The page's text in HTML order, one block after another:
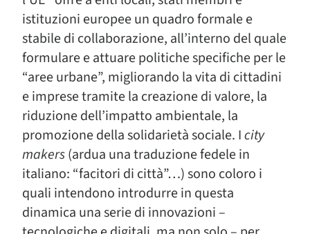
istituzioni europee un quadro formale e
stabile di collaborazione, all’interno del quale
formulare e attuare politiche specifiche per le
“aree urbane”, migliorando la vita di cittadini
e imprese tramite la creazione di valore, la
riduzione dell’impatto ambientale, la
promozione della solidarietà sociale. Icity
makers(ardua una traduzione fedele in
italiano: “facitori di città”…) sono coloro i
quali intendono introdurre in questa
dinamica una serie di innovazioni –